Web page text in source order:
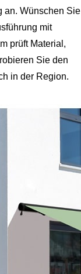
an. Wünschen Sie
mit
prüft Material,
Sie den
in der Region.